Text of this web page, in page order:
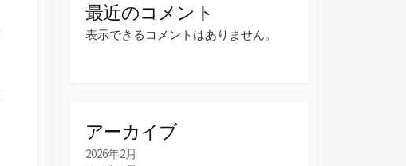
最近のコメント
表示できるコメントはありません。
アーカイブ
2026年2月